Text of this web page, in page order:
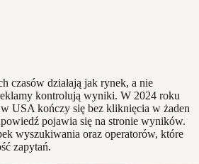
czasów działają jak rynek, a nie
kontrolują wyniki. W 2024 roku
USA kończy się bez kliknięcia w żaden
pojawia się na stronie wyników.
wyszukiwania oraz operatorów, które
zapytań.